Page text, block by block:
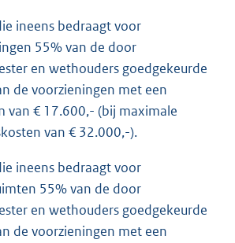
ineens bedraagt voor
55% van de door
en wethouders goedgekeurde
de voorzieningen met een
van € 17.600,- (bij maximale
van € 32.000,-).
ineens bedraagt voor
55% van de door
en wethouders goedgekeurde
de voorzieningen met een